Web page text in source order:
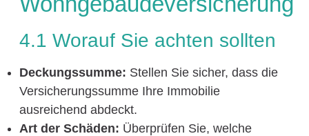
4.1 Worauf Sie achten sollten
Deckungssumme: Stellen Sie sicher, dass die
Versicherungssumme Ihre Immobilie
ausreichend abdeckt.
Art der Schäden: Überprüfen Sie, welche